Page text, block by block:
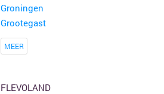
Groningen
Grootegast
MEER
FLEVOLAND